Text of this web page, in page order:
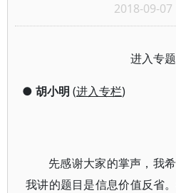
2018-09-07
进入专
● 胡小明 (进入专栏)
先感谢大家的掌声，我
我讲的题目是信息价值反省